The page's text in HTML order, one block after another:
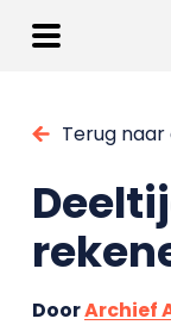
Terug
DoorArchief